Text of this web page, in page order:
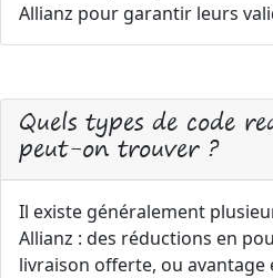
Allianz pour garantir leurs
Quels types de code
peut-on trouver ?
Il existe généralement
Allianz : des réductions en
livraison offerte, ou avantage